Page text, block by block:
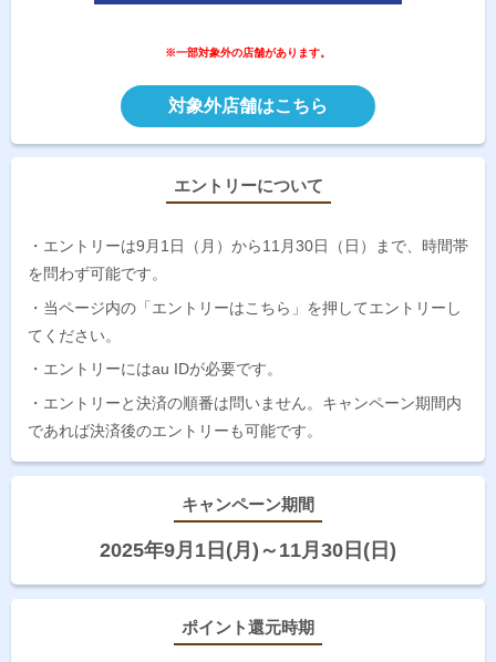
※一部対象外の店舗があります。
対象外店舗はこちら
エントリーについて
・エントリーは9月1日（月）から11月30日（日）まで、時間帯
を問わず可能です。
・当ページ内の「エントリーはこちら」を押してエントリーし
てください。
・エントリーにはau IDが必要です。
・エントリーと決済の順番は問いません。キャンペーン期間内
であれば決済後のエントリーも可能です。
キャンペーン期間
2025年9月1日(月)～11月30日(日)
ポイント還元時期